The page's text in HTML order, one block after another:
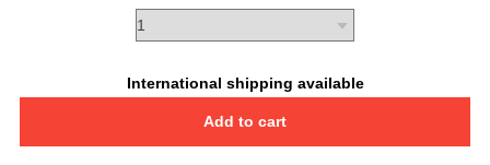
International shipping available
Add to cart